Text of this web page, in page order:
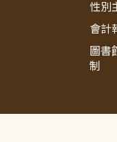
性別
會計
圖書
制